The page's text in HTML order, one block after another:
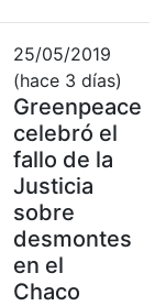
25/05/2019
(hace 3 días)
Greenpeace
celebró el
fallo de la
Justicia
sobre
desmontes
en el
Chaco